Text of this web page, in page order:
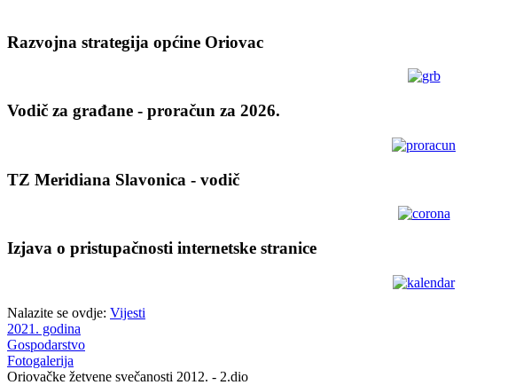
Razvojna strategija općine Oriovac
Vodič za građane - proračun za 2026.
TZ Meridiana Slavonica - vodič
Izjava o pristupačnosti internetske stranice
Nalazite se ovdje: Vijesti
2021. godina
Gospodarstvo
Fotogalerija
Oriovačke žetvene svečanosti 2012. - 2.dio